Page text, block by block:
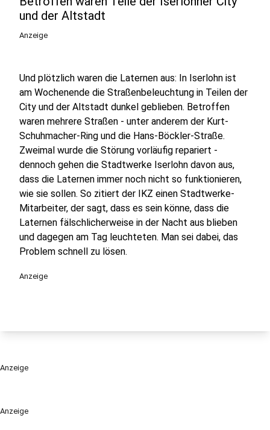
Anzeige
und der Altstadt
Anzeige
Und plötzlich waren die Laternen aus: In Iserlohn ist
am Wochenende die Straßenbeleuchtung in Teilen der
City und der Altstadt dunkel geblieben. Betroffen
waren mehrere Straßen - unter anderem der Kurt-
Schuhmacher-Ring und die Hans-Böckler-Straße.
Zweimal wurde die Störung vorläufig repariert -
dennoch gehen die Stadtwerke Iserlohn davon aus,
dass die Laternen immer noch nicht so funktionieren,
wie sie sollen. So zitiert der IKZ einen Stadtwerke-
Mitarbeiter, der sagt, dass es sein könne, dass die
Laternen fälschlicherweise in der Nacht aus blieben
und dagegen am Tag leuchteten. Man sei dabei, das
Problem schnell zu lösen.
Anzeige
Anzeige